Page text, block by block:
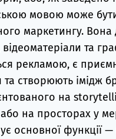
мовою може
маркетингу.
та
рекламою, є
створюють імідж
на
або на просторах у
основної функції